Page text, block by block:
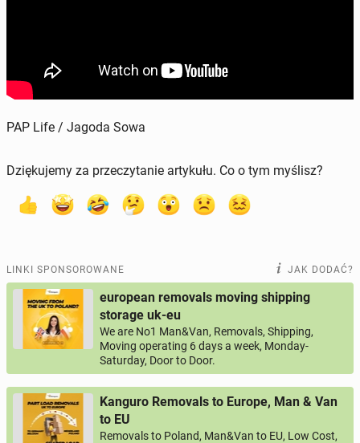
PAP Life / Jagoda Sowa
Dziękujemy za przeczytanie artykułu. Co o tym myślisz?
LINKI SPONSOROWANE JAK DODAĆ?
european removals moving shipping
storage uk-eu
We are No1 Man&Van, Removals, Shipping,
Moving operating 6 days a week, Monday-
Saturday, Door to Door.
Kanguro Removals to Europe, Man & Van
to EU
Removals to Poland, Man&Van to EU, Low Cost,